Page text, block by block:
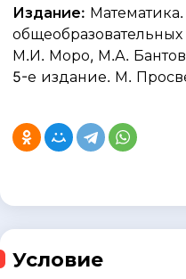
Издание:
М.И. Моро, М.А.
5-е издание. М.
Условие